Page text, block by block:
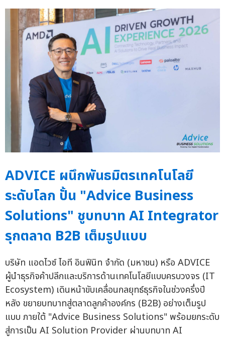
ADVICE ผนึกพันธมิตรเทคโนโลยี
ระดับโลก ปั้น "Advice Business
Solutions" ชูบทบาท AI Integrator
รุกตลาด B2B เต็มรูปแบบ
บริษัท แอดไวซ์ ไอที อินฟินิท จำกัด (มหาชน) หรือ ADVICE
ผู้นำธุรกิจค้าปลีกและบริการด้านเทคโนโลยีแบบครบวงจร (IT
Ecosystem) เดินหน้าขับเคลื่อนกลยุทธ์ธุรกิจในช่วงครึ่งปี
หลัง ขยายบทบาทสู่ตลาดลูกค้าองค์กร (B2B) อย่างเต็มรูป
แบบ ภายใต้ "Advice Business Solutions" พร้อมยกระดับ
สู่การเป็น AI Solution Provider ผ่านบทบาท AI